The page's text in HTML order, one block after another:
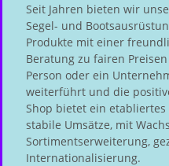
Seit Jahren bieten wir
Segel- und
Produkte mit einer
Beratung zu fairen
Person oder ein
weiterführt und die
Shop bietet ein
stabile Umsätze, mit
Sortimentserweiterung,
Internationalisierung.